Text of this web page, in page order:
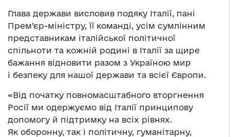
Глава держави висловив подяку Італії, пані
Прем’єр-міністру, її команді, усім сумлінним
представникам італійської політичної
спільноти та кожній родині в Італії за щире
бажання відновити разом з Україною мир
і безпеку для нашої держави та всієї Європи.
«Від початку повномасштабного вторгнення
Росії ми одержуємо від Італії принципову
допомогу й підтримку на всіх рівнях.
Як оборонну, так і політичну, гуманітарну,